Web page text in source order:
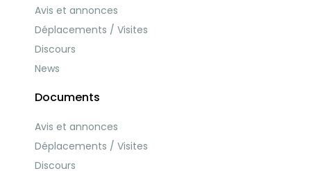
Avis et annonces
Déplacements / Visites
Discours
News
Documents
Avis et annonces
Déplacements / Visites
Discours